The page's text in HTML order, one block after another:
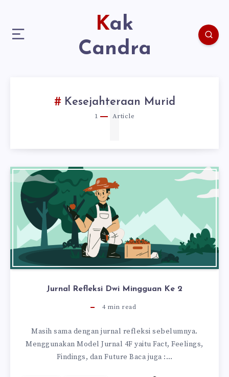
Kak
Candra
Kesejahteraan Murid
1 Article
1
Jurnal Refleksi Dwi Mingguan Ke 2
4min read
Masih sama dengan jurnal refleksi sebelumnya.
Menggunakan Model Jurnal 4F yaitu Fact, Feelings,
Findings, dan Future Baca juga :…